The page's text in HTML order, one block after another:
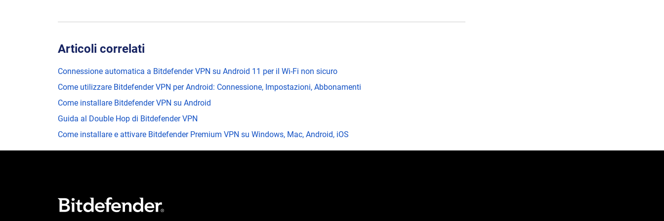
Articoli correlati
Connessione automatica a Bitdefender VPN su Android 11 per il Wi-Fi non sicuro
Come utilizzare Bitdefender VPN per Android: Connessione, Impostazioni, Abbonamenti
Come installare Bitdefender VPN su Android
Guida al Double Hop di Bitdefender VPN
Come installare e attivare Bitdefender Premium VPN su Windows, Mac, Android, iOS